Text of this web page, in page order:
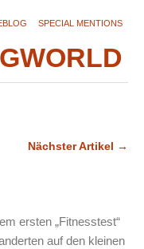
SPECIAL MENTIONS
Nächster Artikel →
ersten „Fitnesstest“
auf den kleinen